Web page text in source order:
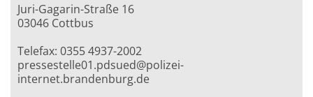
Juri-Gagarin-Straße 16
03046 Cottbus
Telefax: 0355 4937-2002
pressestelle01.pdsued@polizei-
internet.brandenburg.de